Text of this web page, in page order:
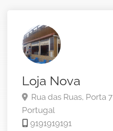
Loja Nova
Rua das Ruas, Porta 7
Portugal
9191919191